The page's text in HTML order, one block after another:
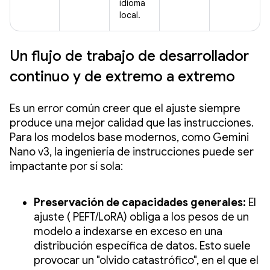
idioma
local.
Un flujo de trabajo de desarrollador
continuo y de extremo a extremo
Es un error común creer que el ajuste siempre
produce una mejor calidad que las instrucciones.
Para los modelos base modernos, como Gemini
Nano v3, la ingeniería de instrucciones puede ser
impactante por sí sola:
Preservación de capacidades generales: El
ajuste ( PEFT/LoRA) obliga a los pesos de un
modelo a indexarse en exceso en una
distribución específica de datos. Esto suele
provocar un "olvido catastrófico", en el que el